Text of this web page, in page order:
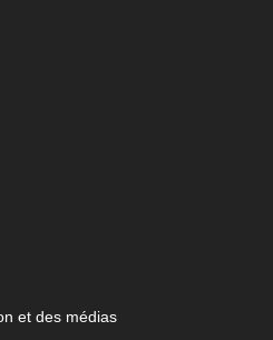
et des médias